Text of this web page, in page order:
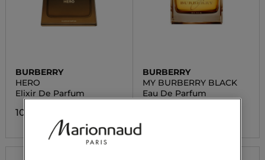
BURBERRY
HERO
Elixir De Parfum
102,90 €
BURBERRY
MY BURBERRY BLACK
Eau De Parfum